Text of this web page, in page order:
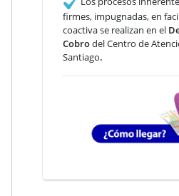
firmes, impugnadas, en
coactiva se realizan en el
Cobrodel Centro de
Santiago.